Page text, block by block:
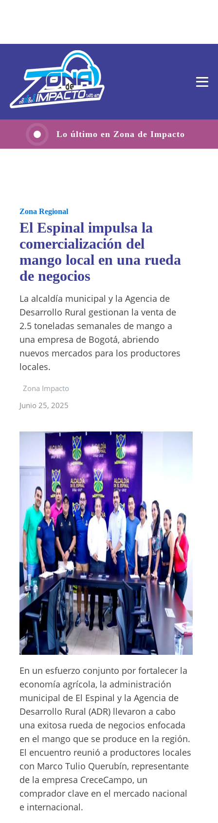
Lo último en Zona de Impacto
Zona Regional
El Espinal impulsa la
comercialización del
mango local en una rueda
de negocios
La alcaldía municipal y la Agencia de
Desarrollo Rural gestionan la venta de
2.5 toneladas semanales de mango a
una empresa de Bogotá, abriendo
nuevos mercados para los productores
locales.
Zona Impacto
Junio 25, 2025
En un esfuerzo conjunto por fortalecer la
economía agrícola, la administración
municipal de El Espinal y la Agencia de
Desarrollo Rural (ADR) llevaron a cabo
una exitosa rueda de negocios enfocada
en el mango que se produce en la región.
El encuentro reunió a productores locales
con Marco Tulio Querubín, representante
de la empresa CreceCampo, un
comprador clave en el mercado nacional
e internacional.